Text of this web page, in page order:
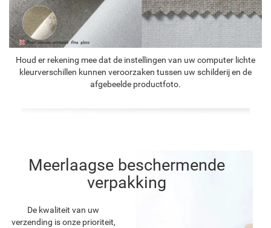
Houd er rekening mee dat de instellingen van uw computer lichte
kleurverschillen kunnen veroorzaken tussen uw schilderij en de
afgebeelde productfoto.
Meerlaagse beschermende
verpakking
De kwaliteit van uw
verzending is onze prioriteit,